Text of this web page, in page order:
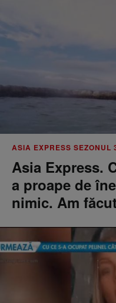
ASIA EXPRESS SEZONUL
Asia Express.
a proape de
nimic. Am